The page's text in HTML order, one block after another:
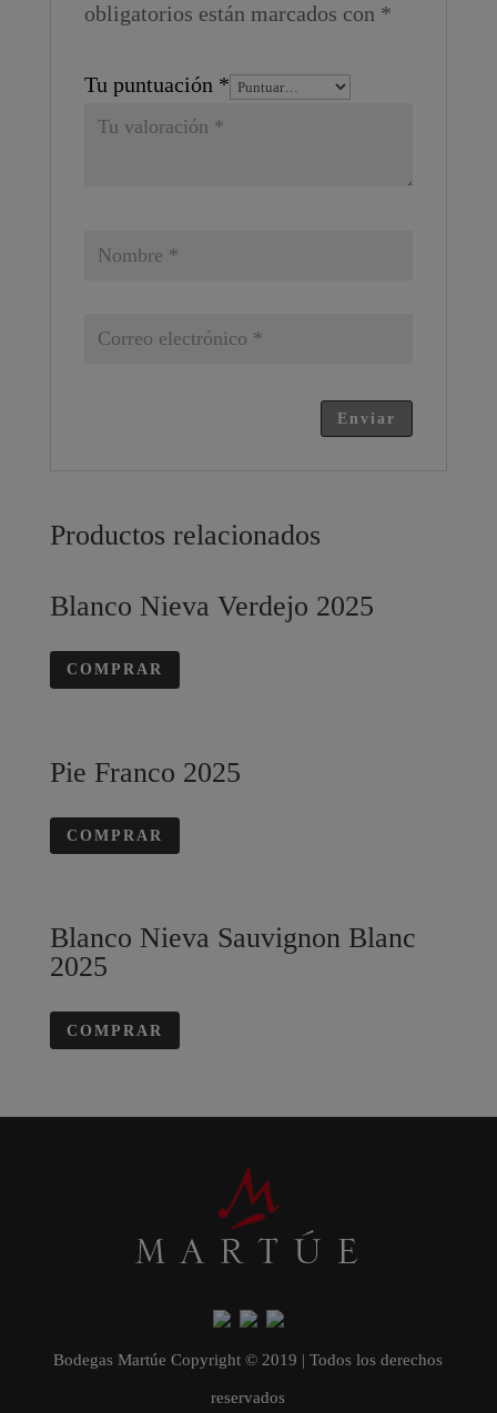
obligatorios están marcados con *
Tu puntuación *
Productos relacionados
Blanco Nieva Verdejo 2025
COMPRAR
Pie Franco 2025
COMPRAR
Blanco Nieva Sauvignon Blanc
2025
COMPRAR
Bodegas Martúe Copyright © 2019 | Todos los derechos
reservados